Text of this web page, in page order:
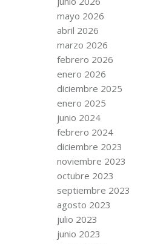
mayo 2026
abril 2026
marzo 2026
febrero 2026
enero 2026
diciembre 2025
enero 2025
junio 2024
febrero 2024
diciembre 2023
noviembre 2023
octubre 2023
septiembre 2023
agosto 2023
julio 2023
junio 2023